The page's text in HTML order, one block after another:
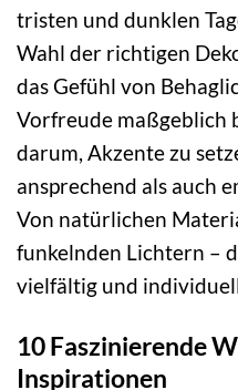
tristen und dunklen
Wahl der richtigen
das Gefühl von
Vorfreude maßgeblich
darum, Akzente zu
ansprechend als auch
Von natürlichen
funkelnden Lichtern –
vielfältig und
10 Faszinierende
Inspirationen